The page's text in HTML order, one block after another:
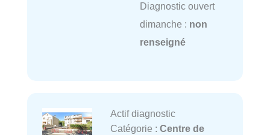
Diagnostic ouvert
dimanche : non
renseigné
Actif diagnostic
Catégorie : Centre de